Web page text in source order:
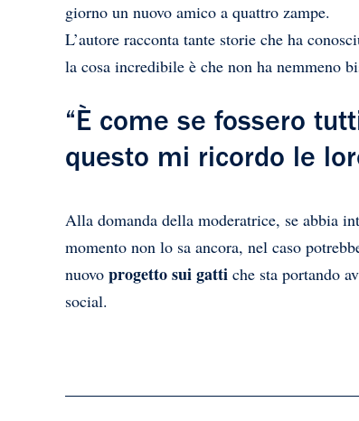
giorno un nuovo amico a quattro zampe.
L’autore racconta tante storie che ha
la cosa incredibile è che non ha nemmeno
“È come se fossero
questo mi ricordo le
Alla domanda della moderatrice, se abbia
momento non lo sa ancora, nel caso
nuovo progetto sui gatti che sta portando
social.